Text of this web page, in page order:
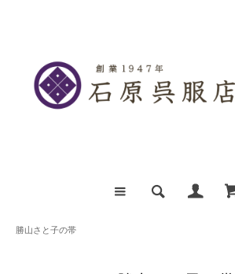
勝山さと子の帯